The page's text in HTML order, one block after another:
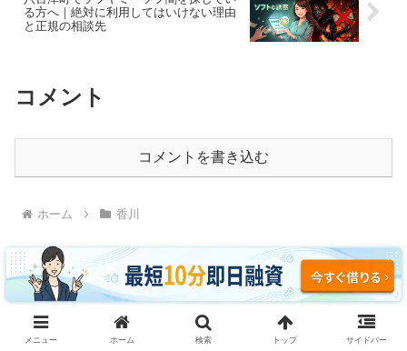
る方へ｜絶対に利用してはいけない理由
と正規の相談先
コメント
コメントを書き込む
ホーム 香川
ソフヤミ・ソフ闇に騙されるな｜即日融資・ブラッ
メニュー ホーム 検索 トップ サイドバー